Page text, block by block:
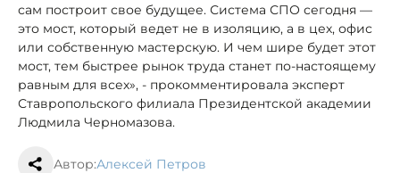
сам построит свое будущее. Система СПО сегодня —
это мост, который ведет не в изоляцию, а в цех, офис
или собственную мастерскую. И чем шире будет этот
мост, тем быстрее рынок труда станет по-настоящему
равным для всех», - прокомментировала эксперт
Ставропольского филиала Президентской академии
Людмила Черномазова.
Автор:Алексей Петров